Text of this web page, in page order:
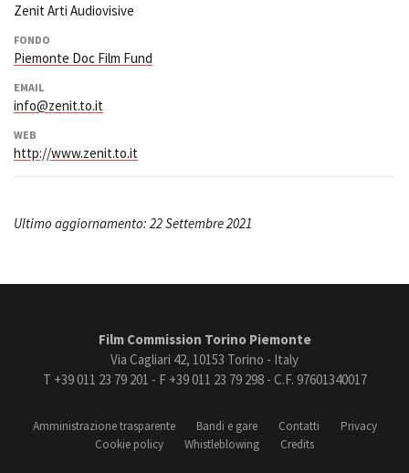
Zenit Arti Audiovisive
FONDO
Piemonte Doc Film Fund
EMAIL
info@zenit.to.it
WEB
http://www.zenit.to.it
Ultimo aggiornamento: 22 Settembre 2021
Film Commission Torino Piemonte
Via Cagliari 42, 10153 Torino - Italy
T +39 011 23 79 201 - F +39 011 23 79 298 - C.F. 97601340017
Amministrazione trasparente Bandi e gare Contatti
Privacy
Cookie policy
Whistleblowing Credits